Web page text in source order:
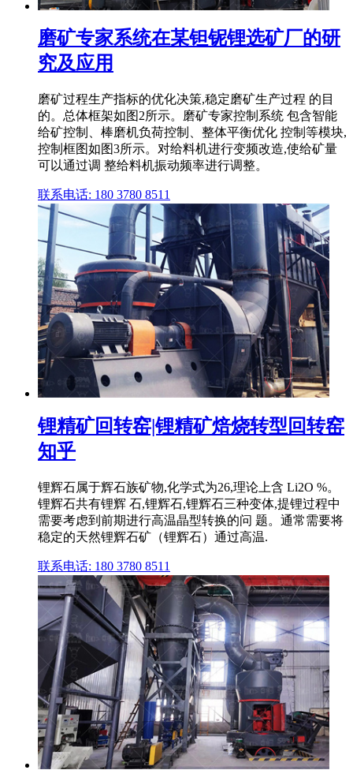
磨矿专家系统在某钽铌锂选矿厂的研
究及应用
磨矿过程生产指标的优化决策,稳定磨矿生产过程 的目
的。总体框架如图2所示。磨矿专家控制系统 包含智能
给矿控制、棒磨机负荷控制、整体平衡优化 控制等模块,
控制框图如图3所示。对给料机进行变频改造,使给矿量
可以通过调 整给料机振动频率进行调整。
联系电话: 180 3780 8511
锂精矿回转窑|锂精矿焙烧转型回转窑
知乎
锂辉石属于辉石族矿物,化学式为26,理论上含 Li2O %。
锂辉石共有锂辉 石,锂辉石,锂辉石三种变体,提锂过程中
需要考虑到前期进行高温晶型转换的问 题。通常需要将
稳定的天然锂辉石矿（锂辉石）通过高温.
联系电话: 180 3780 8511